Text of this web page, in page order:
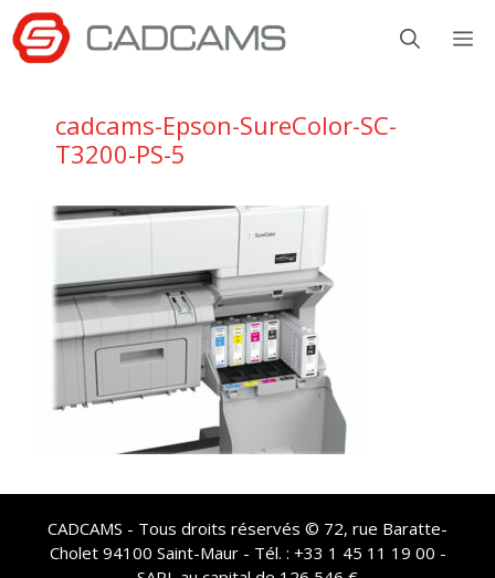
Aller
au
contenu
cadcams-Epson-SureColor-SC-
T3200-PS-5
CADCAMS - Tous droits réservés © 72, rue Baratte-
Cholet 94100 Saint-Maur - Tél. : +33 1 45 11 19 00 -